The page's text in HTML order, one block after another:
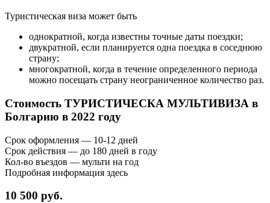
Туристическая виза может быть
однократной, когда известны точные даты поездки;
двукратной, если планируется одна поездка в соседнюю
страну;
многократной, когда в течение определенного периода
можно посещать страну неограниченное количество раз.
Стоимость ТУРИСТИЧЕСКА МУЛЬТИВИЗА в
Болгарию в 2022 году
Срок оформления — 10-12 дней
Срок действия — до 180 дней в году
Кол-во въездов — мульти на год
Подробная информация здесь
10 500 руб.